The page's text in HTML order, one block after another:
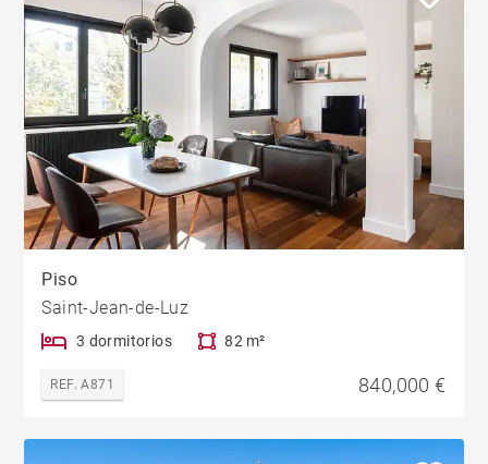
Piso
Saint-Jean-de-Luz
3 dormitorios 82 m²
REF. A871 840,000 €